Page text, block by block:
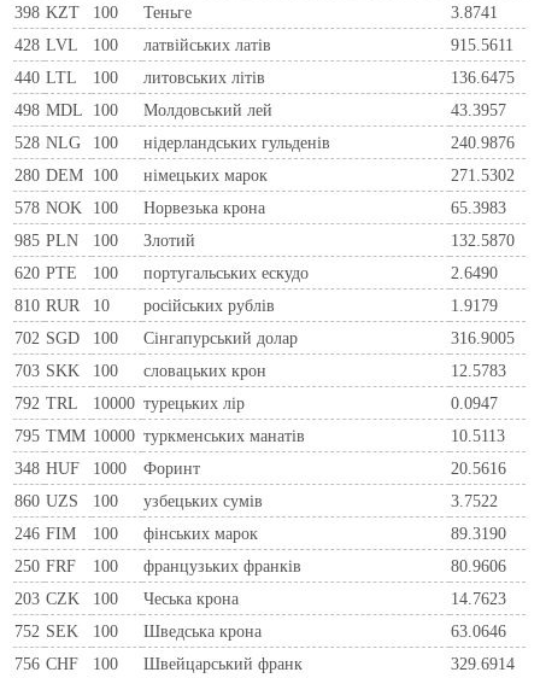
398 KZT 100 Теньге
3.8741
428 LVL 100 латвійських латів
915.5611
440 LTL 100 литовських літів
136.6475
498 MDL 100 Молдовський лей
43.3957
528 NLG 100 нiдерландських гульденiв
240.9876
280 DEM 100 нiмецьких марок
271.5302
578 NOK 100 Норвезька крона
65.3983
985 PLN 100 Злотий
132.5870
620 PTE 100 португальських ескудо
2.6490
810 RUR 10 росiйських рублiв
1.9179
702 SGD 100 Сінгапурський долар
316.9005
703 SKK 100 словацьких крон
12.5783
792 TRL 10000 турецьких лір
0.0947
795 TMM 10000 туркменських манатів
10.5113
348 HUF 1000 Форинт
20.5616
860 UZS 100 узбецьких сумів
3.7522
246 FIM 100 фiнських марок
89.3190
250 FRF 100 французьких франкiв
80.9606
203 CZK 100 Чеська крона
14.7623
752 SEK 100 Шведська крона
63.0646
756 CHF 100 Швейцарський франк 329.6914